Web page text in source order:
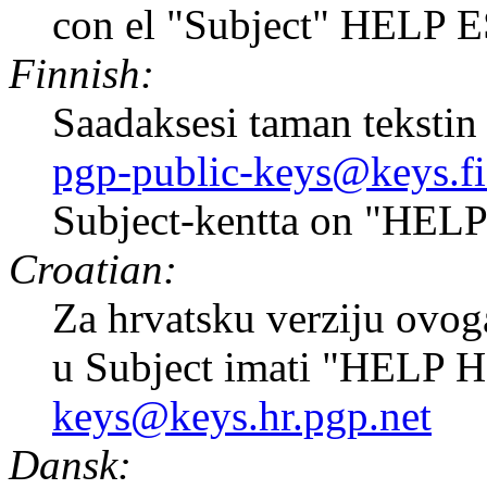
con el "Subject" HELP
Finnish:
Saadaksesi taman
pgp-public-
Subject-kentta on
Croatian:
Za hrvatsku verziju
u Subject imati "HELP
keys@keys.hr.pgp.net
Dansk: